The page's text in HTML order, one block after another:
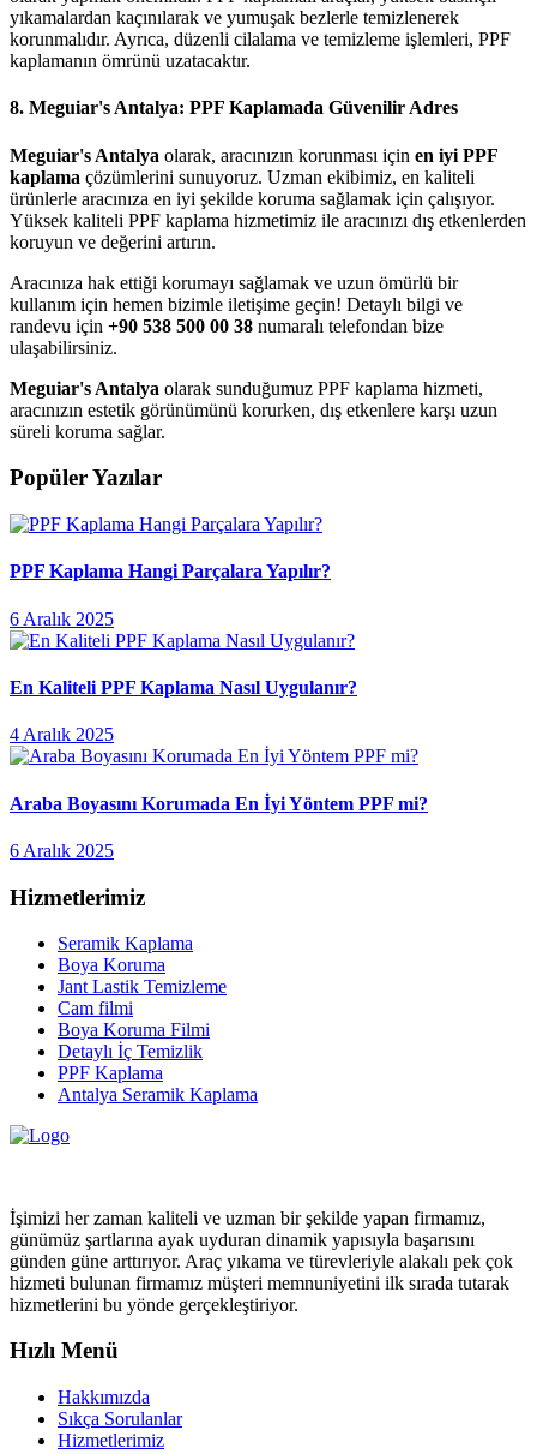
yıkamalardan kaçınılarak ve yumuşak bezlerle temizlenerek
korunmalıdır. Ayrıca, düzenli cilalama ve temizleme işlemleri, PPF
kaplamanın ömrünü uzatacaktır.
8. Meguiar's Antalya: PPF Kaplamada Güvenilir Adres
Meguiar's Antalya olarak, aracınızın korunması için en iyi PPF
kaplama çözümlerini sunuyoruz. Uzman ekibimiz, en kaliteli
ürünlerle aracınıza en iyi şekilde koruma sağlamak için çalışıyor.
Yüksek kaliteli PPF kaplama hizmetimiz ile aracınızı dış etkenlerden
koruyun ve değerini artırın.
Aracınıza hak ettiği korumayı sağlamak ve uzun ömürlü bir
kullanım için hemen bizimle iletişime geçin! Detaylı bilgi ve
randevu için +90 538 500 00 38 numaralı telefondan bize
ulaşabilirsiniz.
Meguiar's Antalya olarak sunduğumuz PPF kaplama hizmeti,
aracınızın estetik görünümünü korurken, dış etkenlere karşı uzun
süreli koruma sağlar.
Popüler Yazılar
PPF Kaplama Hangi Parçalara Yapılır?
6 Aralık 2025
En Kaliteli PPF Kaplama Nasıl Uygulanır?
4 Aralık 2025
Araba Boyasını Korumada En İyi Yöntem PPF mi?
6 Aralık 2025
Hizmetlerimiz
Seramik Kaplama
Boya Koruma
Jant Lastik Temizleme
Cam filmi
Boya Koruma Filmi
Detaylı İç Temizlik
PPF Kaplama
Antalya Seramik Kaplama
İşimizi her zaman kaliteli ve uzman bir şekilde yapan firmamız,
günümüz şartlarına ayak uyduran dinamik yapısıyla başarısını
günden güne arttırıyor. Araç yıkama ve türevleriyle alakalı pek çok
hizmeti bulunan firmamız müşteri memnuniyetini ilk sırada tutarak
hizmetlerini bu yönde gerçekleştiriyor.
Hızlı Menü
Hakkımızda
Sıkça Sorulanlar
Hizmetlerimiz